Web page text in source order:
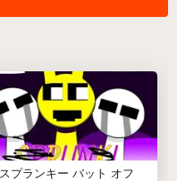
スプランキー バット オフ